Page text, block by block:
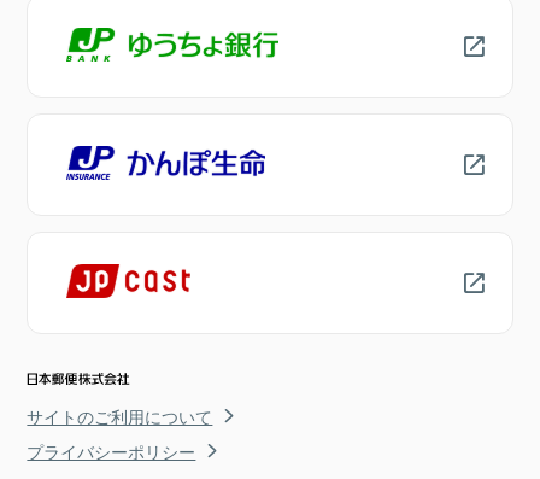
サイトのご利用について
プライバシーポリシー